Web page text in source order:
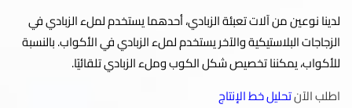
لدينا نوعين من آلات تعبئة الزبادي، أحدهما يستخدم لملء الزبادي في
الزجاجات البلاستيكية والآخر يستخدم لملء الزبادي في الأكواب. بالنسبة
للأكواب، يمكننا تخصيص شكل الكوب وملء الزبادي تلقائيًا.
اطلب الآنتحليل خط الإنتاج